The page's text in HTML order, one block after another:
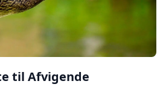
til Afvigende